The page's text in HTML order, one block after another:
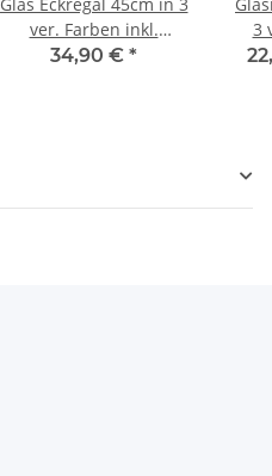
ver. Farben inkl.
Halterung aus
34,90 € *
3